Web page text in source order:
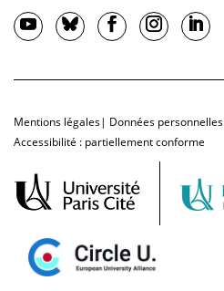
Mentions légales| Données personnelles
Accessibilité : partiellement conforme